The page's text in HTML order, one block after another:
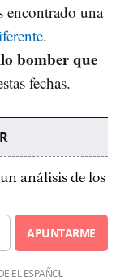
encontrado una
.
bomber que
fechas.
análisis de los
APUNTARME
EL ESPAÑOL